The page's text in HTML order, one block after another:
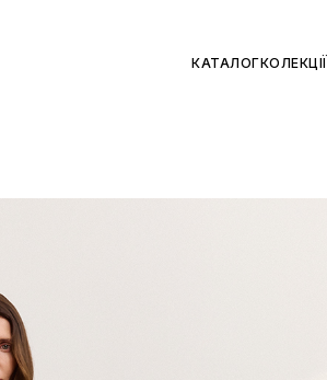
КАТАЛОГКОЛЕКЦІЇ